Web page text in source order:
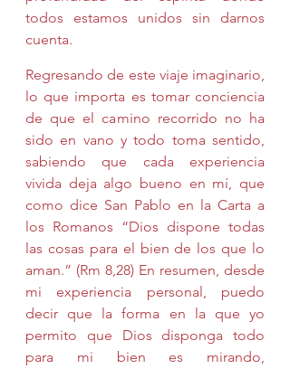
todos estamos unidos sin darnos
cuenta.
Regresando de este viaje imaginario,
lo que importa es tomar conciencia
de que el camino recorrido no ha
sido en vano y todo toma sentido,
sabiendo que cada experiencia
vivida deja algo bueno en mí, que
como dice San Pablo en la Carta a
los Romanos “Dios dispone todas
las cosas para el bien de los que lo
aman.” (Rm 8,28) En resumen, desde
mi experiencia personal, puedo
decir que la forma en la que yo
permito que Dios disponga todo
para mi bien es mirando,